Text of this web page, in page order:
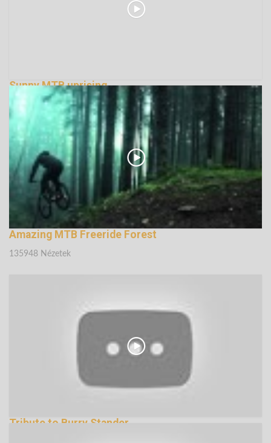
Sunny MTB uprising...
135199 Nézetek
Amazing MTB Freeride Forest
135948 Nézetek
Tribute to Burry Stander